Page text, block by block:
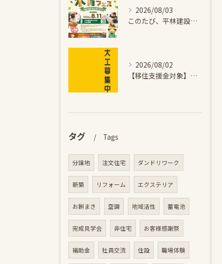
2026/08/03
このたび、平林建設では、お子さまが木とふれあい・木について学...
2026/08/02
【移住支援金対象】【未経験歓迎】大多喜町で「見えないところも...
タグ Tags
分譲地 注文住宅 ダンドリワーク
新築 リフォーム エクステリア
お餅まき 空調 地域活性 蓄電池
完成見学会 非住宅 お客様感謝祭
補助金 社員交流 住設 職場体験